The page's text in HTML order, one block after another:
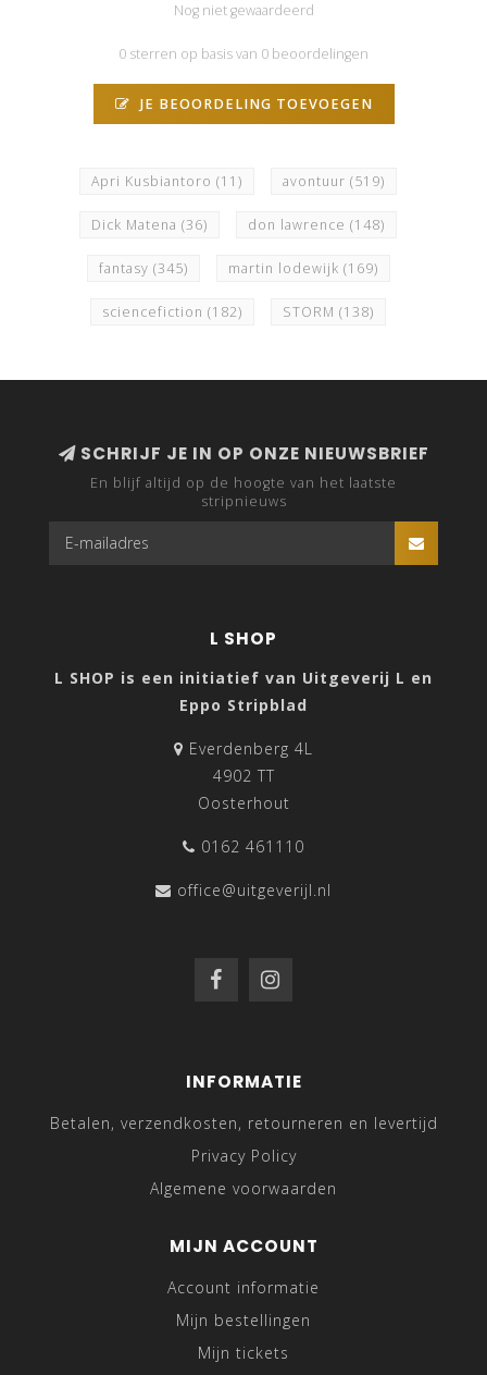
Nog niet gewaardeerd
0 sterren op basis van 0 beoordelingen
JE BEOORDELING TOEVOEGEN
Apri Kusbiantoro (11) avontuur (519)
Dick Matena (36) don lawrence (148)
fantasy (345) martin lodewijk (169)
sciencefiction (182) STORM (138)
SCHRIJF JE IN OP ONZE NIEUWSBRIEF
En blijf altijd op de hoogte van het laatste
stripnieuws
L SHOP
L SHOP is een initiatief van Uitgeverij L en
Eppo Stripblad
Everdenberg 4L
4902 TT
Oosterhout
0162 461110
office@uitgeverijl.nl
INFORMATIE
Betalen, verzendkosten, retourneren en levertijd
Privacy Policy
Algemene voorwaarden
MIJN ACCOUNT
Account informatie
Mijn bestellingen
Mijn tickets